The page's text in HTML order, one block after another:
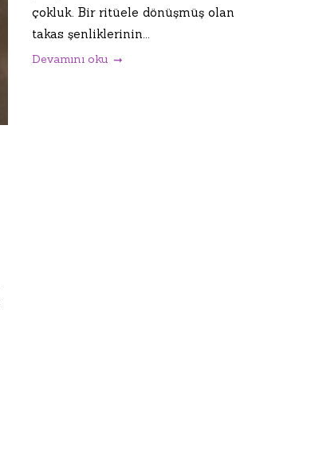
çokluk. Bir ritüele dönüşmüş olan
takas şenliklerinin...
Devamını oku